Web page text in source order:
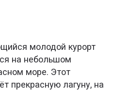
молодой курорт
на небольшом
море. Этот
прекрасную лагуну, на